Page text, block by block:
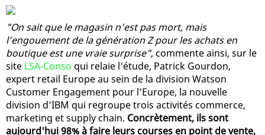
"On sait que le magasin n’est pas mort, mais
l’engouement de la génération Z pour les achats en
boutique est une vraie surprise", commente ainsi, sur le
site LSA-Conso qui relaie l'étude, Patrick Gourdon,
expert retail Europe au sein de la division Watson
Customer Engagement pour l’Europe, la nouvelle
division d’IBM qui regroupe trois activités commerce,
marketing et supply chain. Concrètement, ils sont
aujourd'hui 98% à faire leurs courses en point de vente,